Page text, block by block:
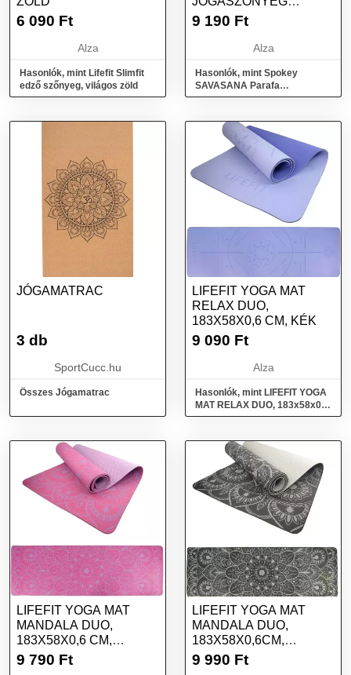
6 090 Ft
Alza
Hasonlók, mint Lifefit Slimfit
edző szőnyeg, világos zöld
EDZÉSHEZ,
9 190 Ft
Alza
Hasonlók, mint Spokey
SAVASANA Parafa
jógaszőnyeg edzéshez,
JÓGAMATRAC
3 db
SportCucc.hu
Összes Jógamatrac
LIFEFIT YOGA MAT
RELAX DUO,
183X58X0,6 CM, KÉK
9 090 Ft
Alza
Hasonlók, mint LIFEFIT YOGA
MAT RELAX DUO, 183x58x0,6
cm, kék
LIFEFIT YOGA MAT
MANDALA DUO,
183X58X0,6 CM,
BORDÓ
9 790 Ft
LIFEFIT YOGA MAT
MANDALA DUO,
183X58X0,6CM,
FEKETE
9 990 Ft